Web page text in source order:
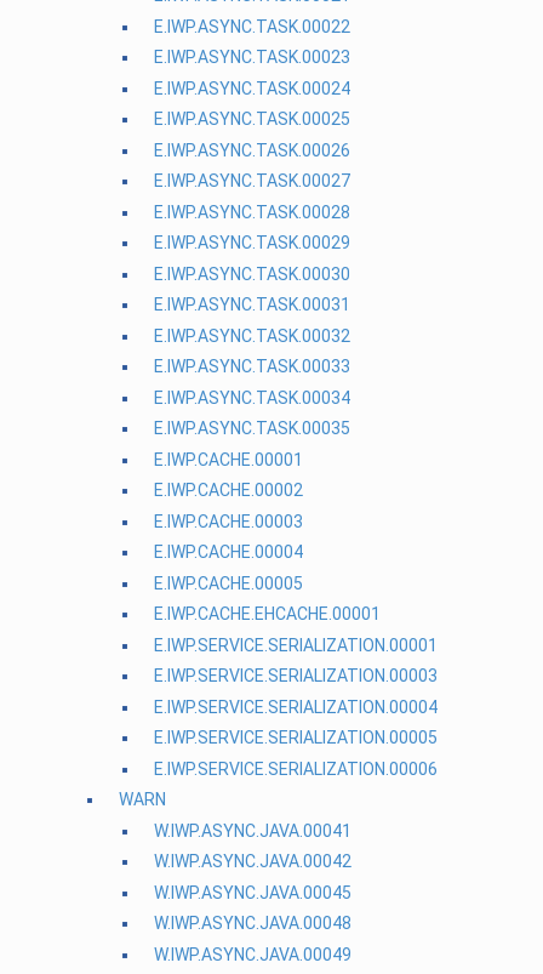
E.IWP.ASYNC.TASK.00022
E.IWP.ASYNC.TASK.00023
E.IWP.ASYNC.TASK.00024
E.IWP.ASYNC.TASK.00025
E.IWP.ASYNC.TASK.00026
E.IWP.ASYNC.TASK.00027
E.IWP.ASYNC.TASK.00028
E.IWP.ASYNC.TASK.00029
E.IWP.ASYNC.TASK.00030
E.IWP.ASYNC.TASK.00031
E.IWP.ASYNC.TASK.00032
E.IWP.ASYNC.TASK.00033
E.IWP.ASYNC.TASK.00034
E.IWP.ASYNC.TASK.00035
E.IWP.CACHE.00001
E.IWP.CACHE.00002
E.IWP.CACHE.00003
E.IWP.CACHE.00004
E.IWP.CACHE.00005
E.IWP.CACHE.EHCACHE.00001
E.IWP.SERVICE.SERIALIZATION.00001
E.IWP.SERVICE.SERIALIZATION.00003
E.IWP.SERVICE.SERIALIZATION.00004
E.IWP.SERVICE.SERIALIZATION.00005
E.IWP.SERVICE.SERIALIZATION.00006
WARN
W.IWP.ASYNC.JAVA.00041
W.IWP.ASYNC.JAVA.00042
W.IWP.ASYNC.JAVA.00045
W.IWP.ASYNC.JAVA.00048
W.IWP.ASYNC.JAVA.00049